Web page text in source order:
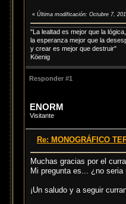
« Última modificación: Octubre 7,
"La lealtad es mejor que la lógica,
la esperanza mejor que la
y crear es mejor que destruir"
Köenig
Responder #1
ENORM
Visitante
Re: MONOGRÁFICO
Muchas gracias por el
Mi pregunta es... ¿no
¡Un saludo y a seguir